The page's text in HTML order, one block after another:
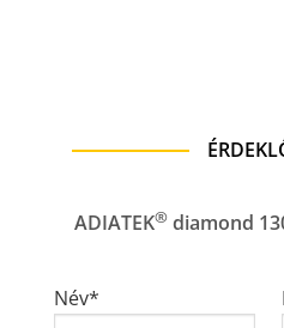
ADIATEK®diamond
Név*